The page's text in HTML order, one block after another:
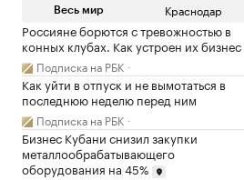
Весь мир Краснодар
Россияне борются с тревожностью в
конных клубах. Как устроен их бизнес
Подписка на РБК
Как уйти в отпуск и не вымотаться в
последнюю неделю перед ним
Подписка на РБК
Бизнес Кубани снизил закупки
металлообрабатывающего
оборудования на 45%